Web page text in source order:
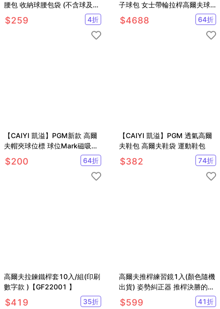
腰包 收納球腰包袋 (不含球及配
件)【GF05007】
$259 4折
子球包 女士帶輪拉桿高爾夫球
袋
$4688 64折
【CAIYI 凱溢】PGM新款 高爾
夫帽夾球位標 球位Mark磁吸帽
夾
$200 64折
【CAIYI 凱溢】PGM 透氣高爾
夫鞋包 高爾夫鞋袋 運動鞋包
$382 74折
高爾夫拉鍊鐵桿套10入/組(印刷
數字款 )【GF22001 】
$419 35折
高爾夫推桿練習鏡1入(顏色隨機
出貨) 姿勢糾正器 推桿決勝的關
鍵【GF51008】
$599 41折